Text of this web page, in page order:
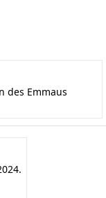
des Emmaus